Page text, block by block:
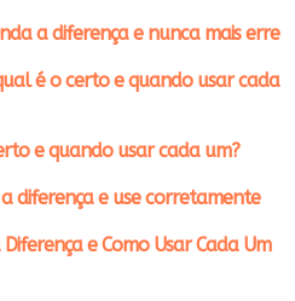
a diferença e nunca mais erre
é o certo e quando usar cada
e quando usar cada um?
diferença e use corretamente
e Como Usar Cada Um